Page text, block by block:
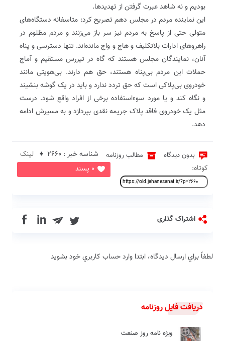
بودیم و نه شاهد عبرت گرفتن از تهدیدها.
این نماینده مردم در مجلس دهم تصریح کرد: متاسفانه دستگاه‌های
متولی حتی از پاسخ به مردم نیز سر باز می‌زنند و مردم مظلوم در
راهروهای ادارات بلاتکلیف و‌ هاج و واج مانده‌اند. تنها دسترسی و پناه
آنان، نمایندگان مجلس هستند که گاه در تیررس مستقیم و آماج
حملات این مردم بی‌پناه هستند، حق هم دارند. بی‌هویتی مانند
خودروی بی‌پلاکی است که حق تردد ندارد و باید در یک گوشه بنشیند
و نگاه کند و یا مورد سوءاستفاده برخی از افراد واقع شود. درست
مثل یک خودروی فاقد پلاک جریمه نقدی بپردازد و به مسیرش ادامه
دهد.
بدون دیدگاه مطالب روزنامه
0 پسند
شناسه خبر : 2660 ♦
لینک
کوتاه:
اشتراک گذاری in
لطفاً براي ارسال دیدگاه، ابتدا وارد حساب كاربري خود بشويد
دریافت فایل روزنامه
ویژه نامه روز صنعت